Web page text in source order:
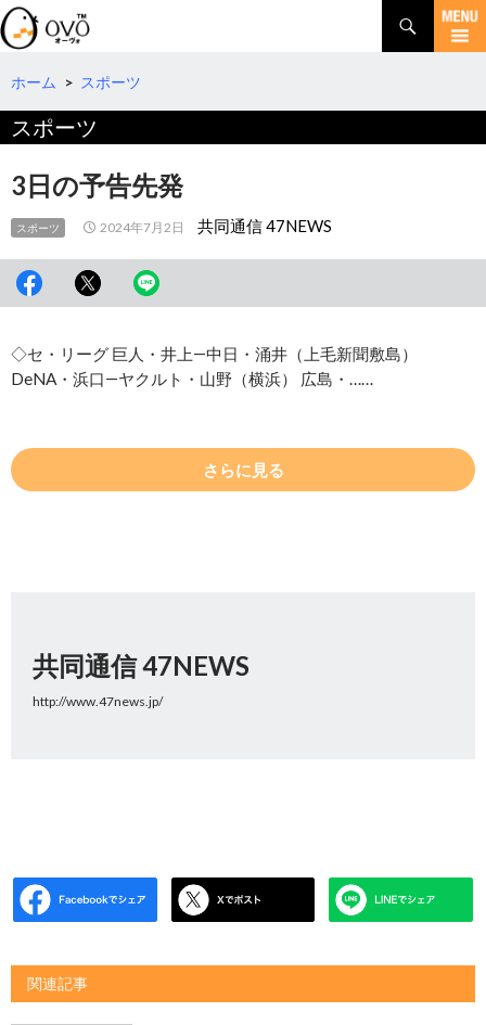
検
索
コ
テ
へ
動
ホーム > スポーツ
スポーツ
3日の予告先発
スポーツ 2024年7月2日 共同通信 47NEWS
◇セ・リーグ 巨人・井上―中日・涌井（上毛新聞敷島）
DeNA・浜口―ヤクルト・山野（横浜） 広島・……
さらに見る
共同通信 47NEWS
http://www.47news.jp/
関連記事